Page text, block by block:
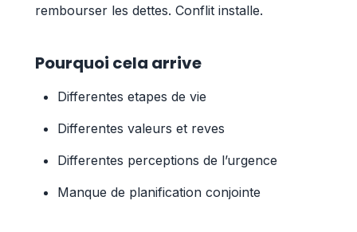
rembourser les dettes. Conflit installe.
Pourquoi cela arrive
Differentes etapes de vie
Differentes valeurs et reves
Differentes perceptions de l’urgence
Manque de planification conjointe